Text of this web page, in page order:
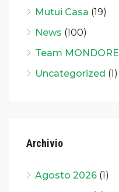
Mutui Casa (19)
News (100)
Team MONDORE
Uncategorized (1)
Archivio
Agosto 2026 (1)